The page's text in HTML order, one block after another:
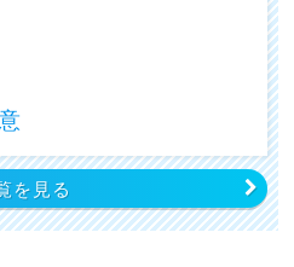
を見る